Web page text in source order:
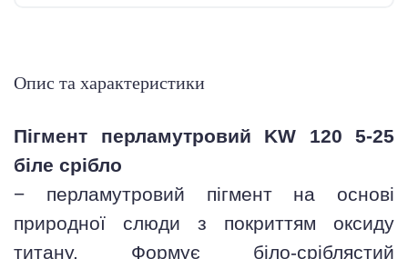
Опис та характеристики
Пігмент перламутровий KW 120 5-25
біле срібло
− перламутровий пігмент на основі
природної слюди з покриттям оксиду
титану. Формує біло-сріблястий